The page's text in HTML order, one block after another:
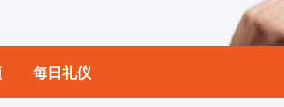
每日礼仪